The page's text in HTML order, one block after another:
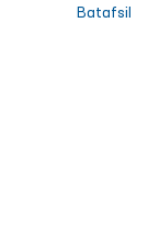
Batafsil